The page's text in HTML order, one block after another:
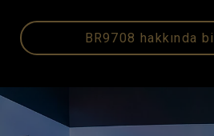
BR9708 hakkında